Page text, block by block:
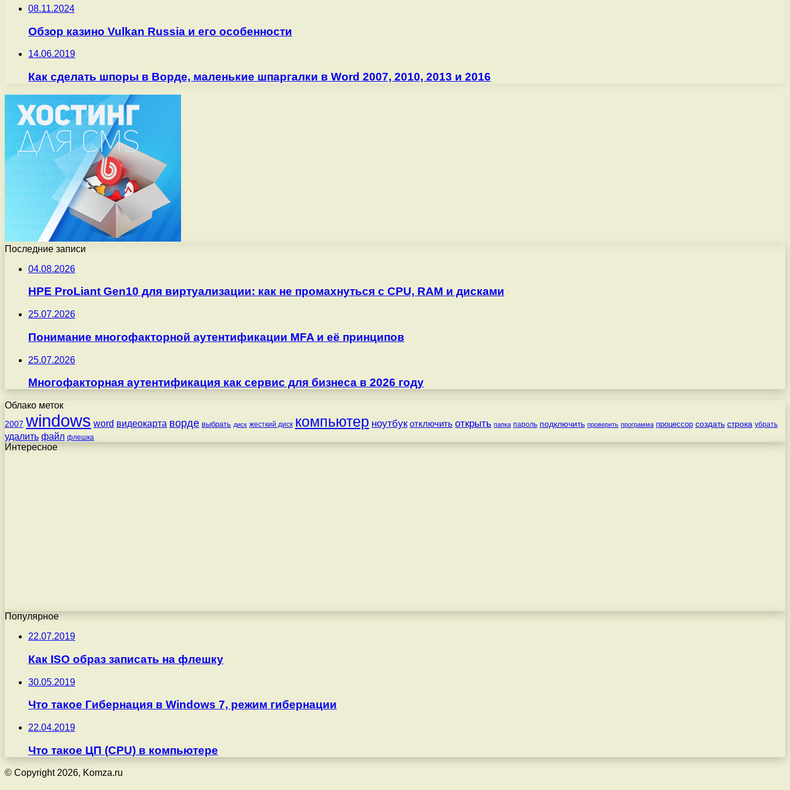
08.11.2024
Обзор казино Vulkan Russia и его особенности
14.06.2019
Как сделать шпоры в Ворде, маленькие шпаргалки в Word 2007, 2010, 2013 и 2016
Последние записи
04.08.2026
HPE ProLiant Gen10 для виртуализации: как не промахнуться с CPU, RAM и дисками
25.07.2026
Понимание многофакторной аутентификации MFA и её принципов
25.07.2026
Многофакторная аутентификация как сервис для бизнеса в 2026 году
Облако меток
2007 windows word видеокарта ворде выбрать диск жесткий диск компьютер ноутбук отключить открыть папка пароль подключить проверить программа процессор создать строка убрать
удалить файл флешка
Интересное
Популярное
22.07.2019
Как ISO образ записать на флешку
30.05.2019
Что такое Гибернация в Windows 7, режим гибернации
22.04.2019
Что такое ЦП (CPU) в компьютере
© Copyright 2026, Komza.ru